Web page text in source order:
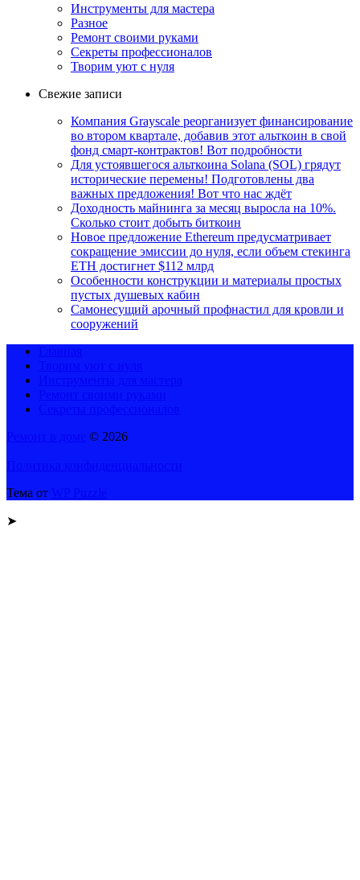
Инструменты для мастера
Разное
Ремонт своими руками
Секреты профессионалов
Творим уют с нуля
Свежие записи
Компания Grayscale реорганизует финансирование
во втором квартале, добавив этот альткоин в свой
фонд смарт-контрактов! Вот подробности
Для устоявшегося альткоина Solana (SOL) грядут
исторические перемены! Подготовлены два
важных предложения! Вот что нас ждёт
Доходность майнинга за месяц выросла на 10%.
Сколько стоит добыть биткоин
Новое предложение Ethereum предусматривает
сокращение эмиссии до нуля, если объем стекинга
ETH достигнет $112 млрд
Особенности конструкции и материалы простых
пустых душевых кабин
Самонесущий арочный профнастил для кровли и
сооружений
© 2026
Тема от
➤